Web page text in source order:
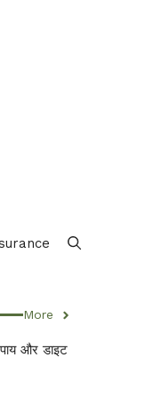
More
और डाइट